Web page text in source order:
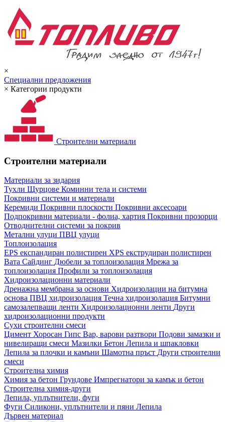
×
Специални предложения
× Категории продукти
Строителни материали
Строителни материали
Материали за зидария
Тухли Щурцове Коминни тела и системи
Покривни системи и материали
Керемиди Покривни плоскости Покривни аксесоари
Подпокривни материали - фолиа, хартия Покривни прозорци
Отводнителни системи за покрив
Метални улуци ПВЦ улуци
Топлоизолация
EPS експандиран полистирен XPS екструдиран полистирен
Вата Сайдинг Дюбели за топлоизолация Мрежа за
топлоизолация Профили за топлоизолация
Хидроизолационни материали
Дренажна мембрана за основи Хидроизолации на битумна
основа ПВЦ хидроизолация Течна хидроизолация Битумни
самозалепващи ленти Хидроизолационни ленти Други
хидроизолационни продукти
Сухи строителни смеси
Цимент Хоросан Гипс Вар, варови разтвори Подови замазки и
нивелиращи смеси Мазилки Бетон Лепила и шпакловки
Лепила за плочки и камъни Шамотна пръст Други строителни
смеси
Строителна химия
Химия за бетон Грундове Импрегнатори за камък и бетон
Строителна химия-други
Лепила, уплътнители, фуги
Фуги Силикони, уплътнители и пяни Лепила
Дървен материал